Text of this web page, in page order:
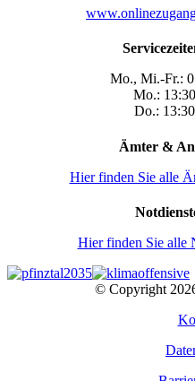
Mo., Mi.-Fr.:
Mo.:
Do.:
Ämter &
Hier finden Sie alle
Hier finden Sie alle
© Copyright